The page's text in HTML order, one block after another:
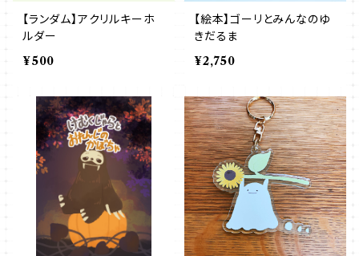
【ランダム】アクリルキーホ
ルダー
¥500
【絵本】ゴーリとみんなのゆ
きだるま
¥2,750